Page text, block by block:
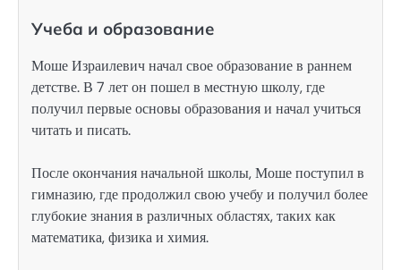
Учеба и образование
Моше Израилевич начал свое образование в раннем
детстве. В 7 лет он пошел в местную школу, где
получил первые основы образования и начал учиться
читать и писать.
После окончания начальной школы, Моше поступил в
гимназию, где продолжил свою учебу и получил более
глубокие знания в различных областях, таких как
математика, физика и химия.